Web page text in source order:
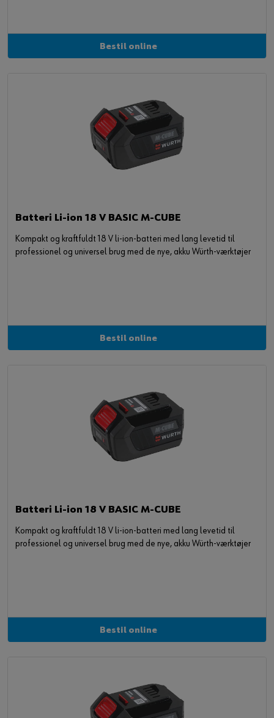
Bestil online
Batteri Li-ion 18 V BASIC M-CUBE
Kompakt og kraftfuldt 18 V li-ion-batteri med lang levetid til
professionel og universel brug med de nye, akku Würth-værktøjer
Bestil online
Batteri Li-ion 18 V BASIC M-CUBE
Kompakt og kraftfuldt 18 V li-ion-batteri med lang levetid til
professionel og universel brug med de nye, akku Würth-værktøjer
Bestil online